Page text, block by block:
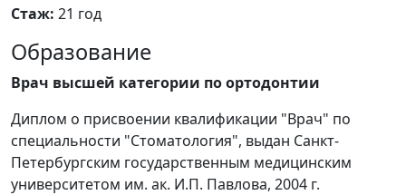
Стаж: 21 год
Образование
Врач высшей категории по ортодонтии
Диплом о присвоении квалификации "Врач" по
специальности "Стоматология", выдан Санкт-
Петербургским государственным медицинским
университетом им. ак. И.П. Павлова, 2004 г.